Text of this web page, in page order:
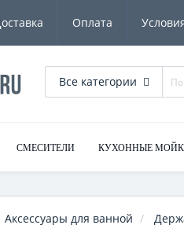
Оплата
Все категории
СМЕСИТЕЛИ КУХОННЫЕ
Аксессуары для ванной